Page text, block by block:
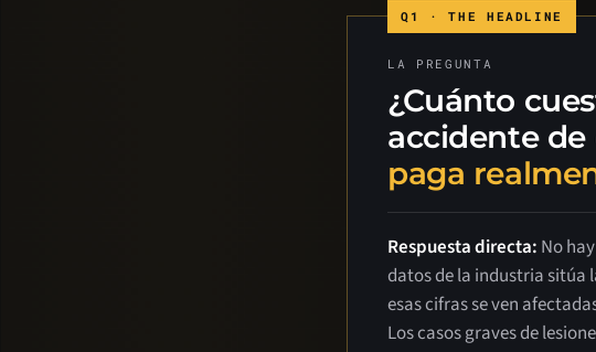
LA PREGUNTA
¿Cuánto
accidente de
paga
Respuesta directa: No
datos de la industria sitúa
esas cifras se ven
Los casos graves de